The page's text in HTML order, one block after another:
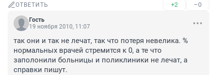
ОТВЕТИТЬ +2 –0
Гость
19 ноября 2010, 11:07
так они и так не лечат, так что потеря невелика. %
нормальных врачей стремится к 0, а те что
заполонили больницы и поликлиники не лечат, а
справки пишут.